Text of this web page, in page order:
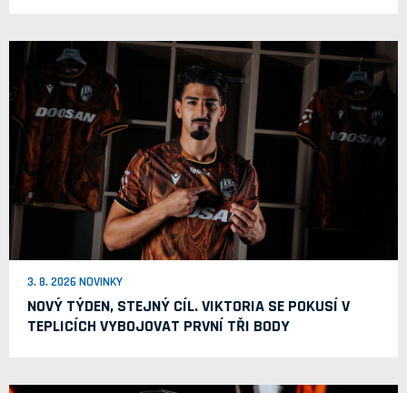
3. 8. 2026 NOVINKY
NOVÝ TÝDEN, STEJNÝ CÍL. VIKTORIA SE POKUSÍ V
TEPLICÍCH VYBOJOVAT PRVNÍ TŘI BODY